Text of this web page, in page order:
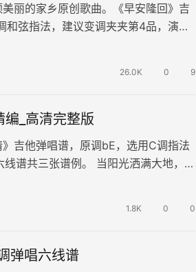
丽的家乡原创歌曲。《早安隆回》吉
弦指法，建议变调夹夹第4品，演奏
26.0K 0 9
编_高清完整版
吉他弹唱谱，原调bE，选用C调指法
谱共三张谱例。 当阳光洒满大地，趁
1.8K 0 0
弹唱六线谱